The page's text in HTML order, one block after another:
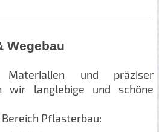
Wegebau
und präziser
wir langlebige und schöne
Pflasterbau: